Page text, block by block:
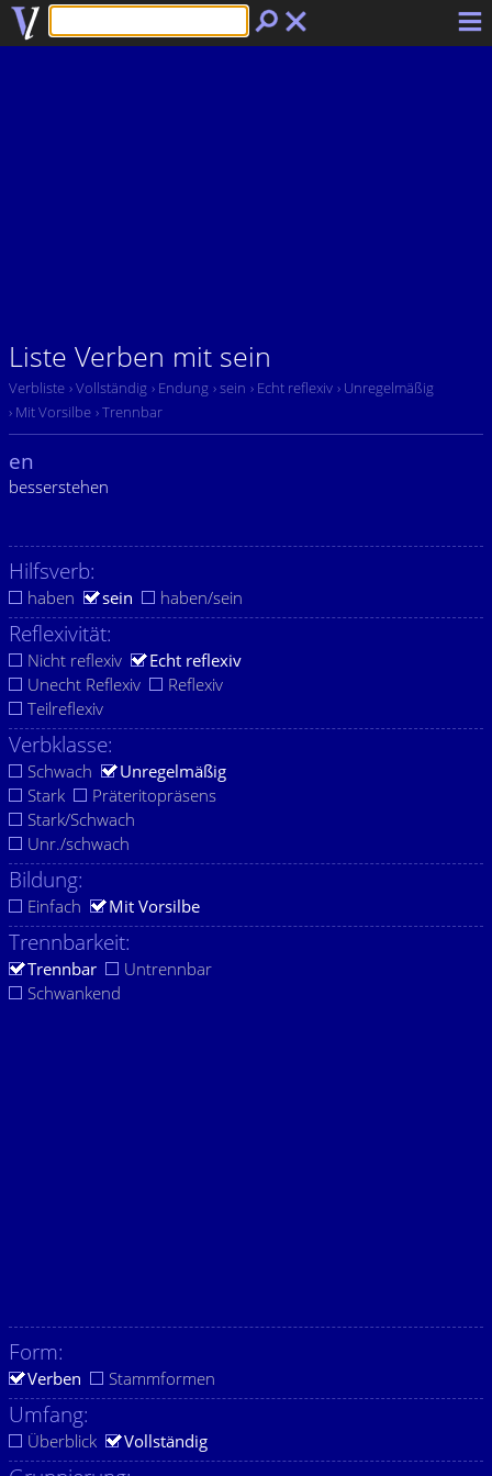
Liste Verben mit sein
Verbliste › Vollständig › Endung › sein › Echt reflexiv › Unregelmäßig
› Mit Vorsilbe › Trennbar
en
besserstehen
Hilfsverb:
haben sein haben/sein
Reflexivität:
Nicht reflexiv
Echt reflexiv
Unecht Reflexiv
Reflexiv
Teilreflexiv
Verbklasse:
Schwach
Unregelmäßig
Stark
Präteritopräsens
Stark/Schwach
Unr./schwach
Bildung:
Einfach Mit Vorsilbe
Trennbarkeit:
Trennbar
Untrennbar
Schwankend
Form:
Verben Stammformen
Umfang:
Überblick Vollständig